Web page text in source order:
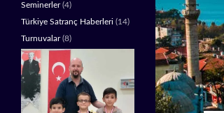
Seminerler(4)
Türkiye Satranç Haberleri (14)
Turnuvalar(8)